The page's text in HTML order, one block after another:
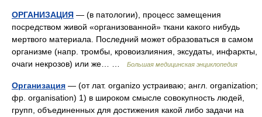
ОРГАНИЗАЦИЯ — (в патологии), процесс замещения
посредством живой «организованной» ткани какого нибудь
мертвого материала. Последний может образоваться в самом
организме (напр. тромбы, кровоизлияния, эксудаты, инфаркты,
очаги некрозов) или же… …
Большая медицинская энциклопедия
Организация — (от лат. organizo устраиваю; англ. organization;
фр. organisation) 1) в широком смысле совокупность людей,
групп, объединенных для достижения какой либо задачи на